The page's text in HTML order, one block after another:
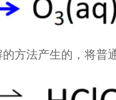
方法产生的，将普